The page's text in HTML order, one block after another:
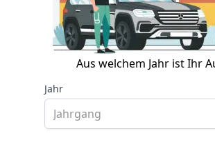
Aus welchem Jahr ist Ihr
Jahr